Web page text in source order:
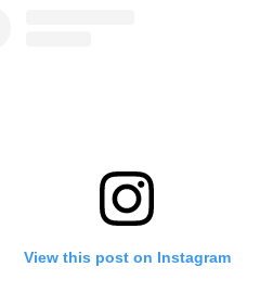
View this post on Instagram